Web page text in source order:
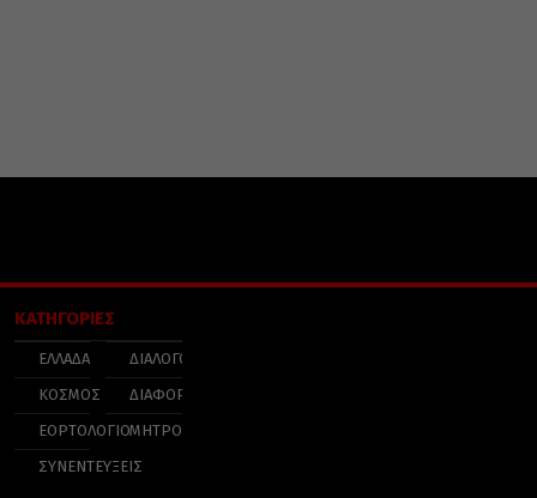
ΚΑΤΗΓΟΡΙΕΣ
ΕΛΛΑΔΑ
ΚΟΣΜΟΣ
ΕΟΡΤΟΛΟΓΙΟ
ΣΥΝΕΝΤΕΥΞΕΙΣ
ΔΙΑΛΟΓΟΣ
ΔΙΑΦΟΡΑ
ΜΗΤΡΟΠΟΛΕΙΣ